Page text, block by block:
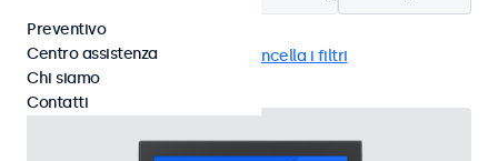
Monitor 8 pollici Cancella i filtri
Preventivo
Centro assistenza
Chi siamo
Contatti